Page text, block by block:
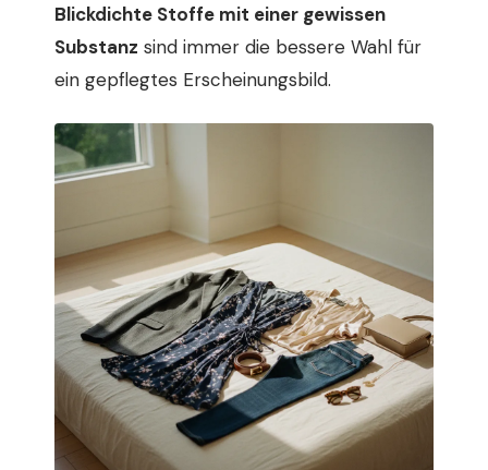
Blickdichte Stoffe mit einer gewissen
Substanz sind immer die bessere Wahl für
ein gepflegtes Erscheinungsbild.